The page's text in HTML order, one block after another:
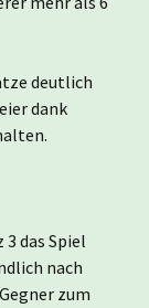
deutlich
dank
das Spiel
nach
zum